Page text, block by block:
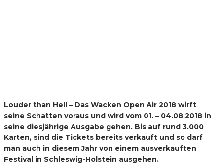
Louder than Hell – Das Wacken Open Air 2018 wirft
seine Schatten voraus und wird vom 01. – 04.08.2018 in
seine diesjährige Ausgabe gehen. Bis auf rund 3.000
Karten, sind die Tickets bereits verkauft und so darf
man auch in diesem Jahr von einem ausverkauften
Festival in Schleswig-Holstein ausgehen.